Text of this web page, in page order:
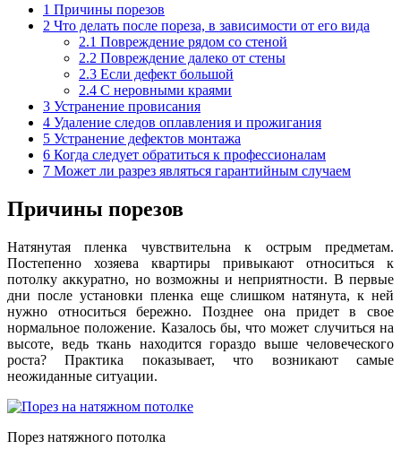
1 Причины порезов
2 Что делать после пореза, в зависимости от его вида
2.1 Повреждение рядом со стеной
2.2 Повреждение далеко от стены
2.3 Если дефект большой
2.4 С неровными краями
3 Устранение провисания
4 Удаление следов оплавления и прожигания
5 Устранение дефектов монтажа
6 Когда следует обратиться к профессионалам
7 Может ли разрез являться гарантийным случаем
Причины порезов
Натянутая пленка чувствительна к острым предметам.
Постепенно хозяева квартиры привыкают относиться к
потолку аккуратно, но возможны и неприятности. В первые
дни после установки пленка еще слишком натянута, к ней
нужно относиться бережно. Позднее она придет в свое
нормальное положение. Казалось бы, что может случиться на
высоте, ведь ткань находится гораздо выше человеческого
роста? Практика показывает, что возникают самые
неожиданные ситуации.
Порез натяжного потолка